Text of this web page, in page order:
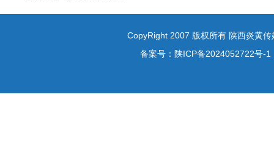
CopyRight 2007 版权所有 陕西炎黄传
备案号： 陕ICP备2024052722号-1